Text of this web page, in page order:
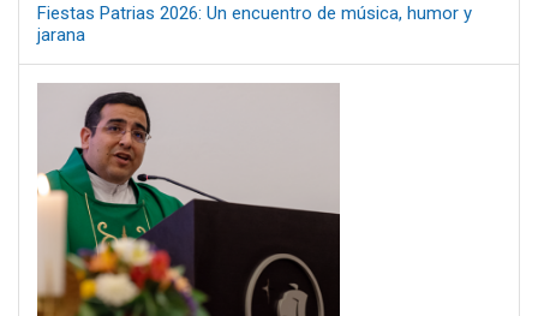
Fiestas Patrias 2026: Un encuentro de música, humor y
jarana